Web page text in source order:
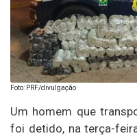
Foto: PRF/divulgação
Um homem que
foi detido, na terça-